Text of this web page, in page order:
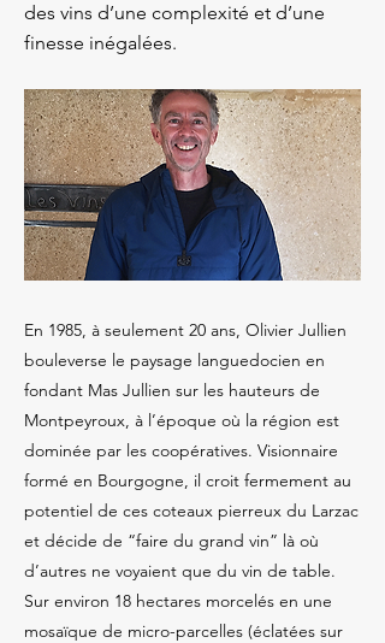
des vins d’une complexité et d’une
finesse inégalées.
En 1985, à seulement 20 ans, Olivier Jullien
bouleverse le paysage languedocien en
fondant Mas Jullien sur les hauteurs de
Montpeyroux, à l’époque où la région est
dominée par les coopératives. Visionnaire
formé en Bourgogne, il croit fermement au
potentiel de ces coteaux pierreux du Larzac
et décide de “faire du grand vin” là où
d’autres ne voyaient que du vin de table.
Sur environ 18 hectares morcelés en une
mosaïque de micro-parcelles (éclatées sur